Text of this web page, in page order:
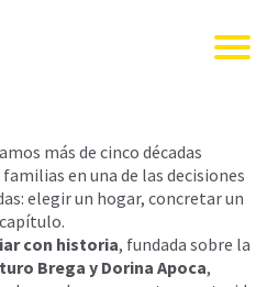
más de cinco décadas
en una de las decisiones
elegir un hogar, concretar un
con historia, fundada sobre la
Brega y Dorina Apoca,